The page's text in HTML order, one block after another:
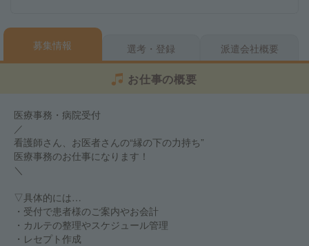
募集情報 選考・登録 派遣会社概要
お仕事の概要
医療事務・病院受付
／
看護師さん、お医者さんの“縁の下の力持ち”
医療事務のお仕事になります！
＼
▽具体的には…
・受付で患者様のご案内やお会計
・カルテの整理やスケジュール管理
・レセプト作成